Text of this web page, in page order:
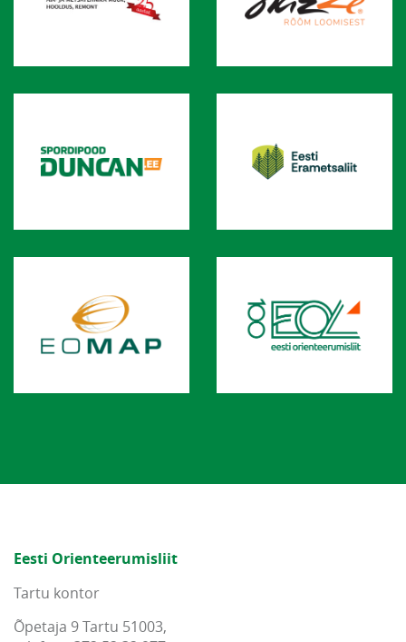
Eesti Orienteerumisliit
Tartu kontor
Õpetaja 9 Tartu 51003,